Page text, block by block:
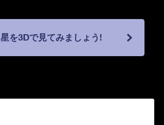
星を3Dで見てみましょう!